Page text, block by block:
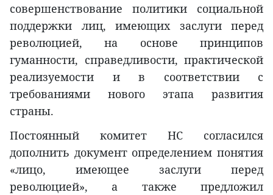
совершенствование политики социальной
поддержки лиц, имеющих заслуги перед
революцией, на основе принципов
гуманности, справедливости, практической
реализуемости и в соответствии с
требованиями нового этапа развития
страны.
Постоянный комитет НС согласился
дополнить документ определением понятия
«лицо, имеющее заслуги перед
революцией», а также предложил